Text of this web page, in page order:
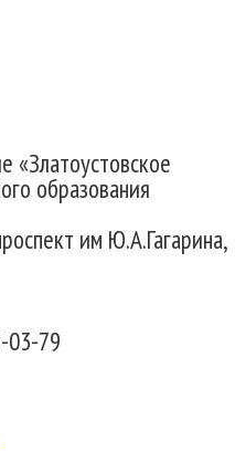
«Златоустовское
образования
им Ю.А.Гагарина,
03-79